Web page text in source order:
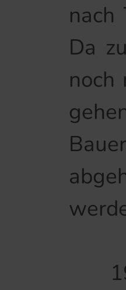
Da
noch